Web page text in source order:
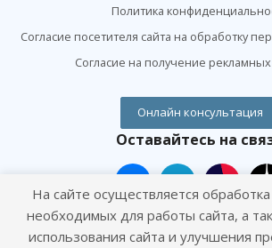
Политика
Согласие посетителя сайта на обработку
Согласие на получение
Онлайн консультация
Оставайтесь на
На сайте осуществляется
необходимых для работы сайта, а
использования сайта и улучшения